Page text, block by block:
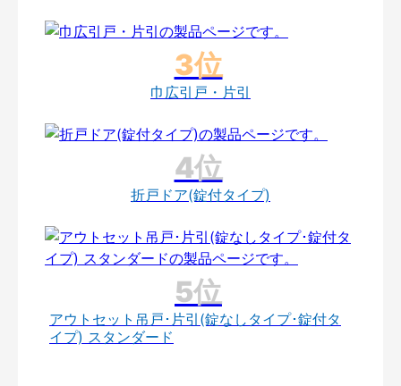
巾広引戸・片引
折戸ドア(錠付タイプ)
アウトセット吊戸･片引(錠なしタイプ･錠付タ
イプ) スタンダード